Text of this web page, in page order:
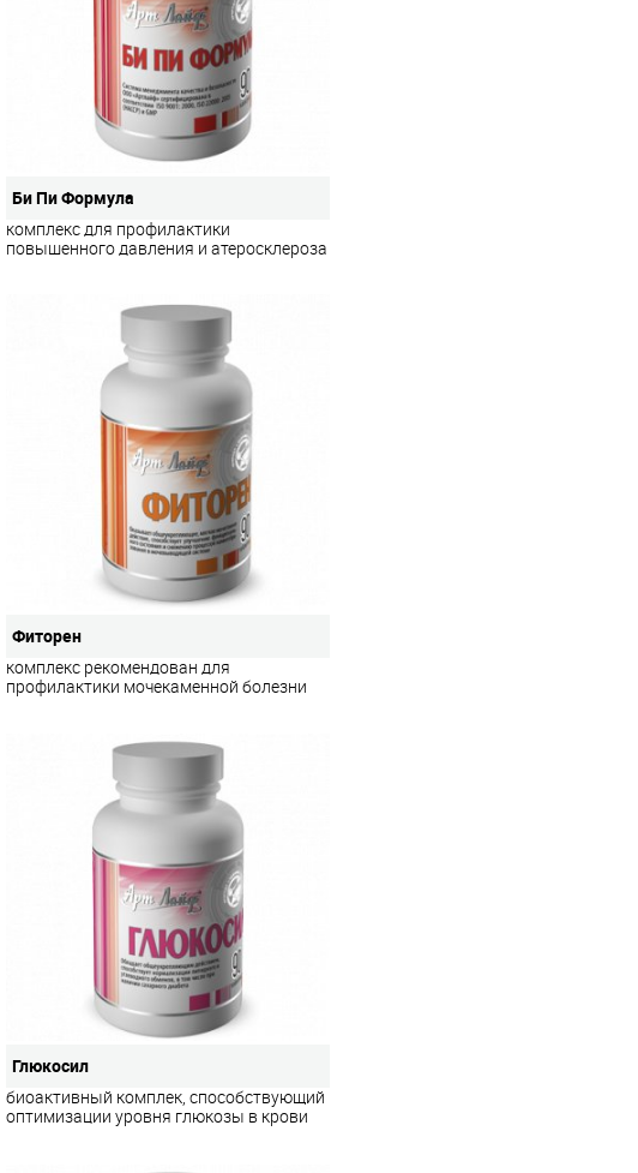
Би Пи Формула
комплекс для профилактики
повышенного давления и атеросклероза
Фиторен
комплекс рекомендован для
профилактики мочекаменной болезни
Глюкосил
биоактивный комплек, способствующий
оптимизации уровня глюкозы в крови